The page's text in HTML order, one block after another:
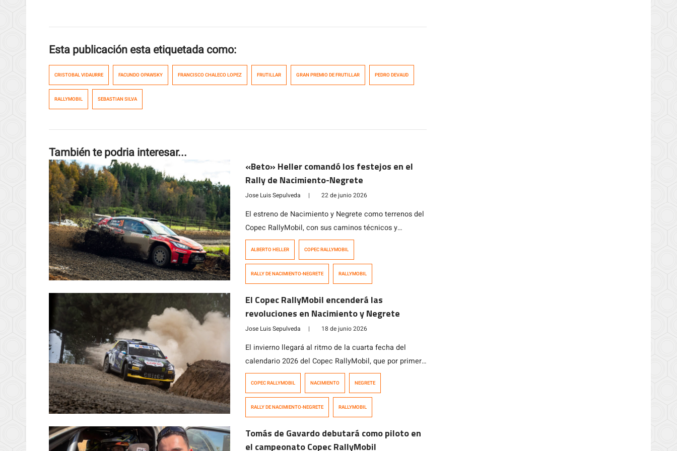
Esta publicación esta etiquetada como:
CRISTOBAL VIDAURRE FACUNDO OPAWSKY FRANCISCO CHALECO LOPEZ FRUTILLAR GRAN PREMIO DE FRUTILLAR PEDRO DEVAUD
RALLYMOBIL SEBASTIAN SILVA
También te podria interesar...
«Beto» Heller comandó los festejos en el
Rally de Nacimiento-Negrete
Jose Luis Sepulveda | 22 de junio 2026
El estreno de Nacimiento y Negrete como terrenos del
Copec RallyMobil, con sus caminos técnicos y
constantes cambios meteorológicos (incluyendo
celebración del día del padre que terminó a nivel
deportivo con las victorias de Alberto Heller (RC2),
Ignacio Gardiol (RC3), […]
ALBERTO HELLER COPEC RALLYMOBIL
RALLY DE NACIMIENTO-NEGRETE RALLYMOBIL
El Copec RallyMobil encenderá las
revoluciones en Nacimiento y Negrete
Jose Luis Sepulveda | 18 de junio 2026
El invierno llegará al ritmo de la cuarta fecha del
calendario 2026 del Copec RallyMobil, que por primera
vez en su historia de 26 años visitará las localidades
anfitrionas de una prueba por el Campeonato Nacional
de Rally, […]
COPEC RALLYMOBIL NACIMIENTO NEGRETE
RALLY DE NACIMIENTO-NEGRETE RALLYMOBIL
Tomás de Gavardo debutará como piloto en
el campeonato Copec RallyMobil